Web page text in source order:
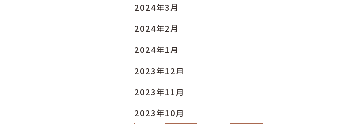
2024年3月
2024年2月
2024年1月
2023年12月
2023年11月
2023年10月